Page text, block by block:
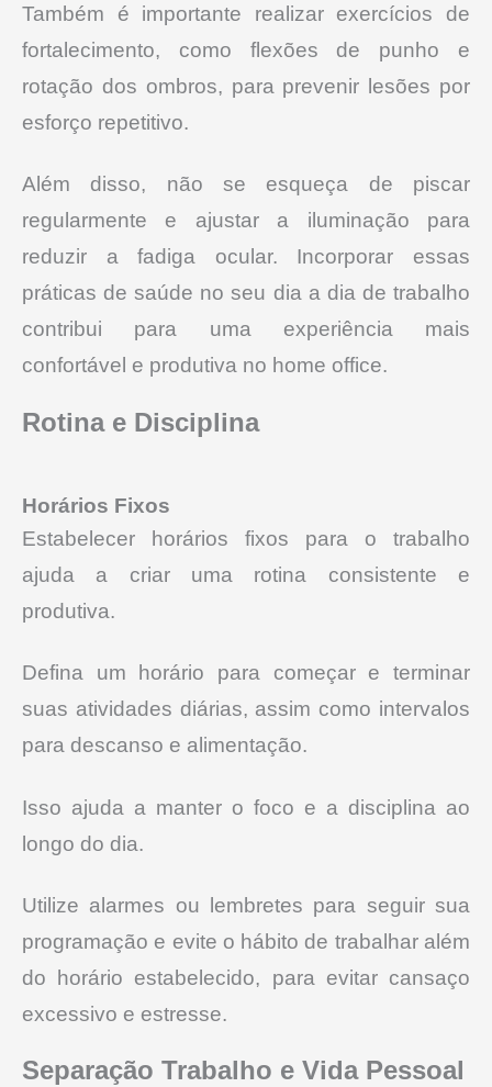
Também é importante realizar exercícios de
fortalecimento, como flexões de punho e
rotação dos ombros, para prevenir lesões por
esforço repetitivo.
Além disso, não se esqueça de piscar
regularmente e ajustar a iluminação para
reduzir a fadiga ocular. Incorporar essas
práticas de saúde no seu dia a dia de trabalho
contribui para uma experiência mais
confortável e produtiva no home office.
Rotina e Disciplina
Horários Fixos
Estabelecer horários fixos para o trabalho
ajuda a criar uma rotina consistente e
produtiva.
Defina um horário para começar e terminar
suas atividades diárias, assim como intervalos
para descanso e alimentação.
Isso ajuda a manter o foco e a disciplina ao
longo do dia.
Utilize alarmes ou lembretes para seguir sua
programação e evite o hábito de trabalhar além
do horário estabelecido, para evitar cansaço
excessivo e estresse.
Separação Trabalho e Vida Pessoal